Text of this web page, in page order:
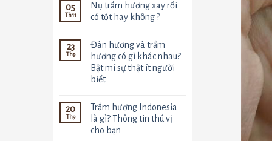
05
Th11
Nụ trầm hương xay rối
có tốt hay không ?
bình
luận
ở
Nụ
trầm
hương
tốt
hay
không
23
Th9
Đàn hương và trầm
hương có gì khác nhau?
Bật mí sự thật ít người
biết
bình
luận
ở
Đàn
20
Th9
Trầm hương Indonesia
là gì? Thông tin thú vị
cho bạn